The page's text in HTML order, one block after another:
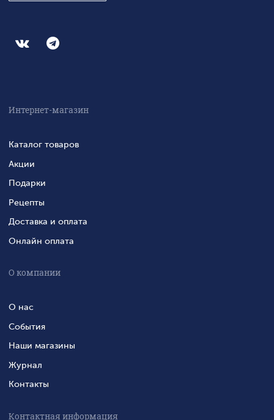
Интернет-магазин
Каталог товаров
Акции
Подарки
Рецепты
Доставка и оплата
Онлайн оплата
О компании
О нас
События
Наши магазины
Журнал
Контакты
Контактная информация